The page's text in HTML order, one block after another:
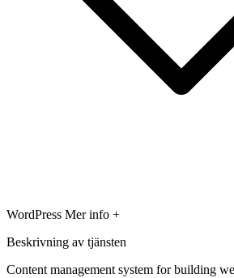
WordPress Mer info +
Beskrivning av tjänsten
Content management system for building